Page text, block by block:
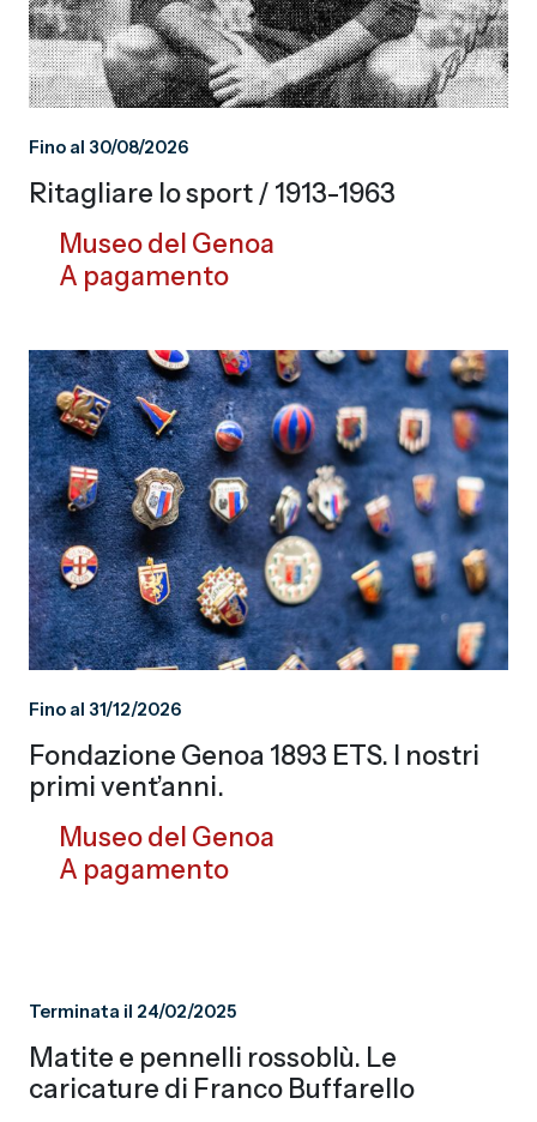
Fino al 30/08/2026
Ritagliare lo sport / 1913-1963
Museo del Genoa
A pagamento
Fino al 31/12/2026
Fondazione Genoa 1893 ETS. I nostri
primi vent’anni.
Museo del Genoa
A pagamento
Terminata il 24/02/2025
Matite e pennelli rossoblù. Le
caricature di Franco Buffarello